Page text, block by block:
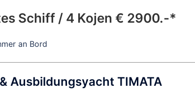
Schiff / 4 Kojen € 2900.-*
an Bord
Ausbildungsyacht TIMATA